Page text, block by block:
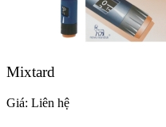
Mixtard
Giá: Liên hệ